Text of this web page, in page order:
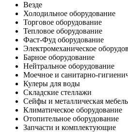
Везде
Холодильное оборудование
Торговое оборудование
Тепловое оборудование
Фаст-Фуд оборудование
Электромеханическое
Барное оборудование
Нейтральное оборудование
Моечное и санитарно-
Кулеры для воды
Складские стеллажи
Сейфы и металлическая мебель
Климатическое оборудование
Отопительное оборудование
Запчасти и комплектующие